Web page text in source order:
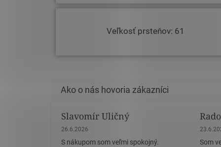
Veľkosť prsteňov: 61
Slavomír Uličný
Hodnotenie obchodu je 5 z 5 hviezdičiek.
26.6.2026
S nákupom som veľmi spokojný.
Som